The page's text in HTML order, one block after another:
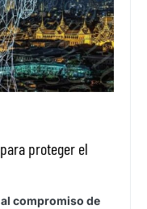
proteger el
compromiso de